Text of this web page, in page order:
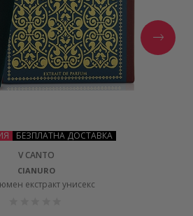
БЕЗПЛАТНА ДОСТАВКА
V CANTO
CIANURO
екстракт унисекс